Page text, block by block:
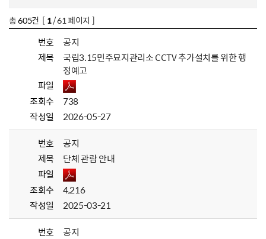
총605건 [ 1/ 61 페이지 ]
번호
공지
제목
국립3.15민주묘지관리소 CCTV 추가설치를 위한 행
정예고
파일
조회수
738
작성일
2026-05-27
번호
공지
제목
단체 관람 안내
파일
조회수
4,216
작성일
2025-03-21
번호
공지